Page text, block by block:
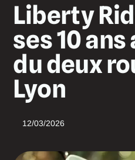
Liberty
ses 10 ans
du deux
Lyon
12/03/2026